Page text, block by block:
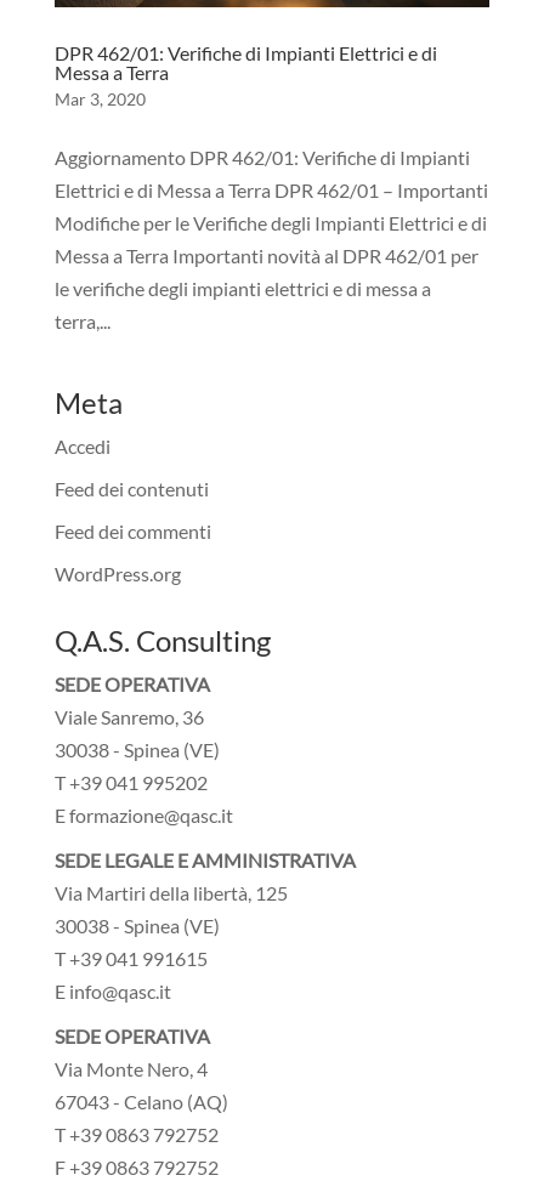
DPR 462/01: Verifiche di Impianti Elettrici e di
Messa a Terra
Mar 3, 2020
Aggiornamento DPR 462/01: Verifiche di Impianti
Elettrici e di Messa a Terra DPR 462/01 – Importanti
Modifiche per le Verifiche degli Impianti Elettrici e di
Messa a Terra Importanti novità al DPR 462/01 per
le verifiche degli impianti elettrici e di messa a
terra,...
Meta
Accedi
Feed dei contenuti
Feed dei commenti
WordPress.org
Q.A.S. Consulting
SEDE OPERATIVA
Viale Sanremo, 36
30038 - Spinea (VE)
T +39 041 995202
E formazione@qasc.it
SEDE LEGALE E AMMINISTRATIVA
Via Martiri della libertà, 125
30038 - Spinea (VE)
T +39 041 991615
E info@qasc.it
SEDE OPERATIVA
Via Monte Nero, 4
67043 - Celano (AQ)
T +39 0863 792752
F +39 0863 792752